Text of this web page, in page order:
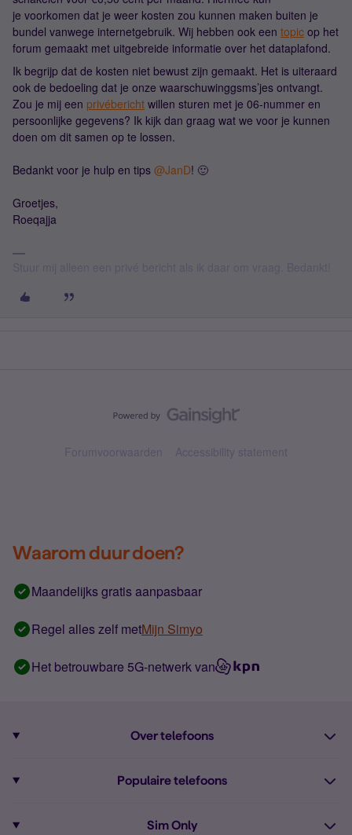
je voorkomen dat je weer kosten zou kunnen maken buiten je
bundel vanwege internetgebruik. Wij hebben ook een topic op het
forum gemaakt met uitgebreide informatie over het dataplafond.
Ik begrijp dat de kosten niet bewust zijn gemaakt. Het is uiteraard
ook de bedoeling dat je onze waarschuwinggsms’jes ontvangt.
Zou je mij een privébericht willen sturen met je 06-nummer en
persoonlijke gegevens? Ik kijk dan graag wat we voor je kunnen
doen om dit samen op te lossen.
Bedankt voor je hulp en tips ​ @JanD! 🙂
Groetjes,
Roeqajja
Forumvoorwaarden Accessibility statement
Waarom duur doen?
Maandelijks gratis aanpasbaar
Regel alles zelf metMijn Simyo
Het betrouwbare 5G-netwerk van
Over telefoons
Alle telefoons
Populaire telefoons
Sim Only